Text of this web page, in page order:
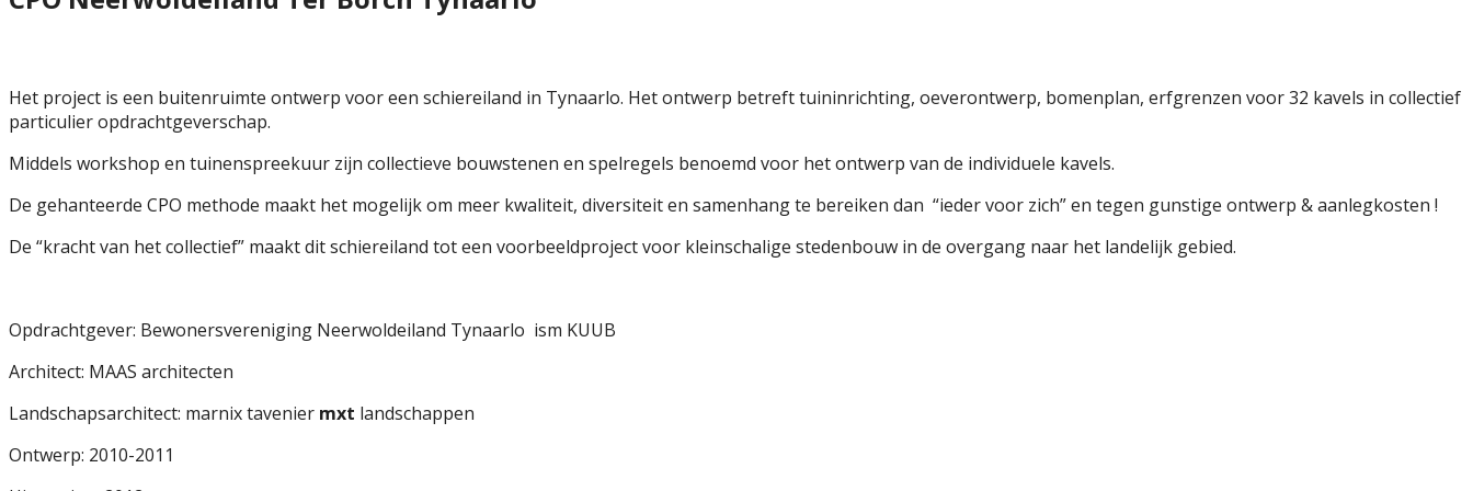
Het project is een buitenruimte ontwerp voor een schiereiland in Tynaarlo. Het ontwerp betreft tuininrichting, oeverontwerp, bomenplan, erfgrenzen voor 32 kavels in collectief
particulier opdrachtgeverschap.
Middels workshop en tuinenspreekuur zijn collectieve bouwstenen en spelregels benoemd voor het ontwerp van de individuele kavels.
De gehanteerde CPO methode maakt het mogelijk om meer kwaliteit, diversiteit en samenhang te bereiken dan “ieder voor zich” en tegen gunstige ontwerp & aanlegkosten !
De “kracht van het collectief” maakt dit schiereiland tot een voorbeeldproject voor kleinschalige stedenbouw in de overgang naar het landelijk gebied.
Opdrachtgever: Bewonersvereniging Neerwoldeiland Tynaarlo ism KUUB
Architect: MAAS architecten
Landschapsarchitect: marnix tavenier mxt landschappen
Ontwerp: 2010-2011